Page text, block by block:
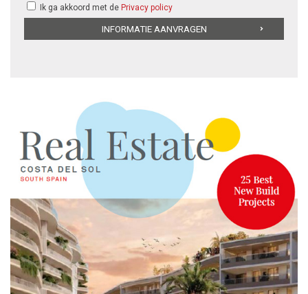
Ik ga akkoord met de Privacy policy